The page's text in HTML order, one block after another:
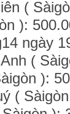
(
):
ngày
(
):
(